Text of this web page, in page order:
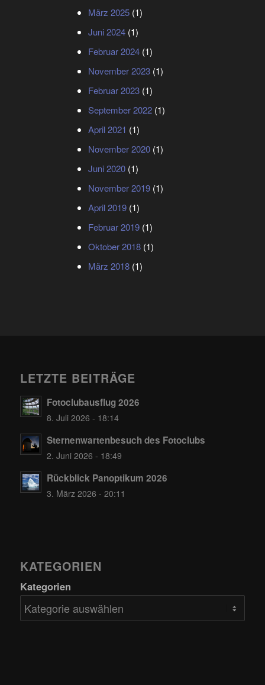
März 2025(1)
Juni 2024(1)
Februar 2024(1)
November 2023(1)
Februar 2023(1)
September 2022(1)
April 2021 (1)
November 2020(1)
Juni 2020(1)
November 2019(1)
April 2019(1)
Februar 2019(1)
Oktober 2018(1)
März 2018(1)
LETZTE BEITRÄGE
Fotoclubausflug 2026
8. Juli 2026 - 18:14
Sternenwartenbesuch des Fotoclubs
2. Juni 2026 - 18:49
Rückblick Panoptikum 2026
3. März 2026 - 20:11
KATEGORIEN
Kategorien